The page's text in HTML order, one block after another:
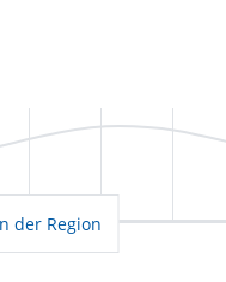
der Region